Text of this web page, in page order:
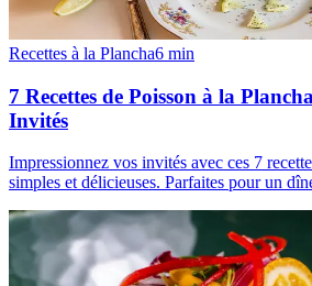
Recettes à la Plancha6 min
7 Recettes de Poisson à la
Invités
Impressionnez vos invités avec ces 7
simples et délicieuses. Parfaites pour un